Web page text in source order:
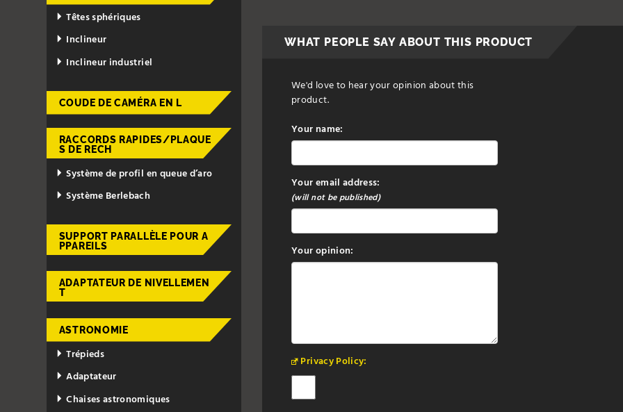
WHAT PEOPLE SAY ABOUT THIS PRODUCT
We'd love to hear your opinion about this
product.
Your name:
Your email address:
(will not be published)
Your opinion:
Privacy Policy:
Têtes sphériques
Inclineur
Inclineur industriel
COUDE DE CAMÉRA EN L
RACCORDS RAPIDES/PLAQUE
S DE RECH
Système de profil en queue d’aro
Système Berlebach
SUPPORT PARALLÈLE POUR A
PPAREILS
ADAPTATEUR DE NIVELLEMEN
T
ASTRONOMIE
Trépieds
Adaptateur
Chaises astronomiques